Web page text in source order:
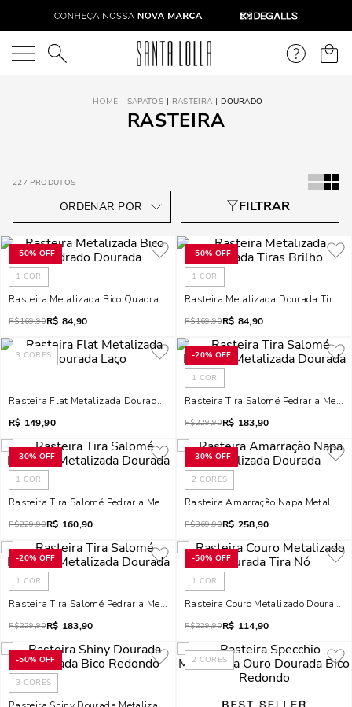
O que você está procurando?
SAPATOS RASTEIRA DOURADO
RASTEIRA
227 PRODUTOS
-50% OFF
1 COR
Rasteira Metalizada Bico Quadrado Dourada
R$169,90R$ 84,90
-50% OFF
1 COR
Rasteira Metalizada Dourada Tiras
R$169,90R$ 84,90
3 CORES
Rasteira Flat Metalizada Dourada Laço
R$ 149,90
-20% OFF
1 COR
Rasteira Tira Salomé Pedraria
R$229,90R$ 183,90
-30% OFF
1 COR
Rasteira Tira Salomé Pedraria Metalizada Dourada
R$229,90R$ 160,90
-30% OFF
2 CORES
Rasteira Amarração Napa
R$369,90R$ 258,90
-20% OFF
1 COR
Rasteira Tira Salomé Pedraria Metalizada Dourada
R$229,90R$ 183,90
-50% OFF
1 COR
Rasteira Couro Metalizado Dourada
R$229,90R$ 114,90
-50% OFF
3 CORES
2 CORES